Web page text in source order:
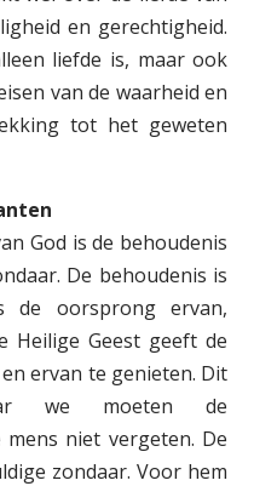
en gerechtigheid.
liefde is, maar ook
van de waarheid en
tot het geweten
God is de behoudenis
De behoudenis is
de oorsprong ervan,
Heilige Geest geeft de
ervan te genieten. Dit
we moeten de
niet vergeten. De
zondaar. Voor hem